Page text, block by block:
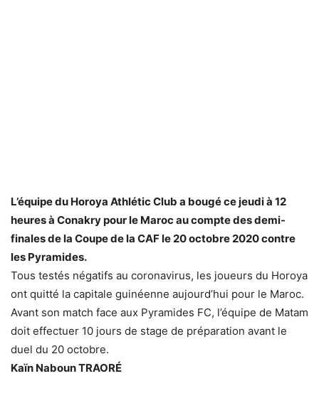
L’équipe du Horoya Athlétic Club a bougé ce jeudi à 12
heures à Conakry pour le Maroc au compte des demi-
finales de la Coupe de la CAF le 20 octobre 2020 contre
les Pyramides.
Tous testés négatifs au coronavirus, les joueurs du Horoya
ont quitté la capitale guinéenne aujourd’hui pour le Maroc.
Avant son match face aux Pyramides FC, l’équipe de Matam
doit effectuer 10 jours de stage de préparation avant le
duel du 20 octobre.
Kaïn Naboun TRAORÉ